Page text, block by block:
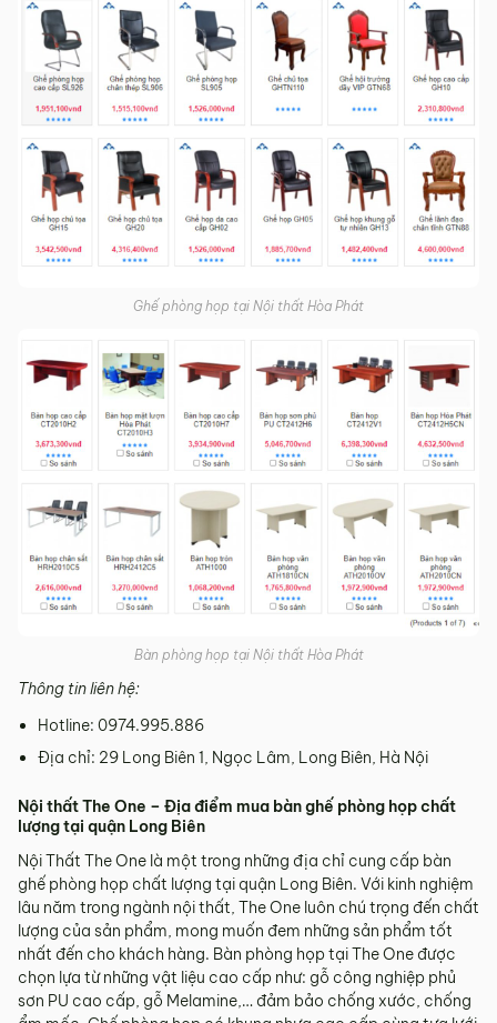
Ghế phòng họp tại Nội thất Hòa Phát
Bàn phòng họp tại Nội thất Hòa Phát
Thông tin liên hệ:
Hotline: 0974.995.886
Địa chỉ: 29 Long Biên 1, Ngọc Lâm, Long Biên, Hà Nội
Nội thất The One – Địa điểm mua bàn ghế phòng họp chất
lượng tại quận Long Biên
Nội Thất The One là một trong những địa chỉ cung cấp bàn
ghế phòng họp chất lượng tại quận Long Biên. Với kinh nghiệm
lâu năm trong ngành nội thất, The One luôn chú trọng đến chất
lượng của sản phẩm, mong muốn đem những sản phẩm tốt
nhất đến cho khách hàng. Bàn phòng họp tại The One được
chọn lựa từ những vật liệu cao cấp như: gỗ công nghiệp phủ
sơn PU cao cấp, gỗ Melamine,… đảm bảo chống xước, chống